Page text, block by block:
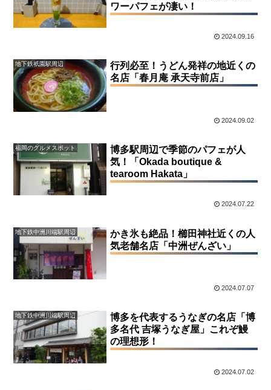
ワーパフェが凄い！
2024.09.16
地下鉄祇園駅周辺
行列必至！うどん発祥の地近くの
名店「春月庵 承天寺前店」
2024.09.02
福岡のグルメスポット
博多駅周辺で季節のパフェが人
気！「Okada boutique &
tearoom Hakata」
2024.07.22
地下鉄中洲川端駅周辺
かき氷も絶品！櫛田神社近くの人
気老舗名店「中洲ぜんざい」
2024.07.07
地下鉄中洲川端駅周辺
博多を代表するうなぎの名店「博
多名代 吉塚うなぎ屋」これぞ鰻
の理想形！
2024.07.02